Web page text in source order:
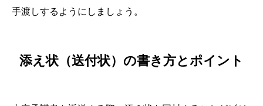
手渡しするようにしましょう。
添え状（送付状）の書き方とポイント